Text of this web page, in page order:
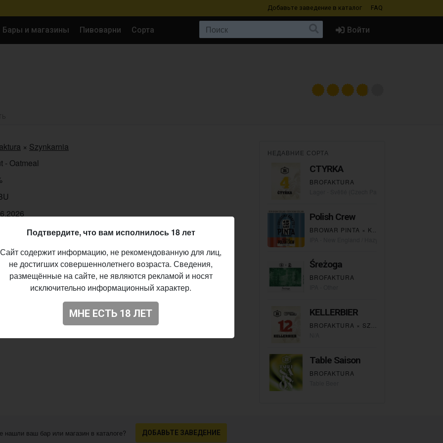
Добавьте заведение в каталог FAQ
Бары и магазины Пивоварни Сорта Войти
× Szynkarnia
- Oatmeal
НЕДАВНИЕ СОРТА
CTYRKA
BROFAKTURA
Polish Crew
BROWAR PINTA × KINGPIN
Śreżoga
BROFAKTURA
KELLERBIER
BROFAKTURA × SZYNKARNIA
Table Saison
BROFAKTURA
нашли ваш бар или магазин в каталоге? ДОБАВЬТЕ ЗАВЕДЕНИЕ
Подтвердите, что вам исполнилось 18 лет
Сайт содержит информацию, не рекомендованную для лиц,
не достигших совершеннолетнего возраста. Сведения,
размещённые на сайте, не являются рекламой и носят
исключительно информационный характер.
МНЕ ЕСТЬ 18 ЛЕТ